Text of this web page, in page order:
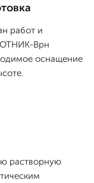
работ и
Врн
оснащение
растворную